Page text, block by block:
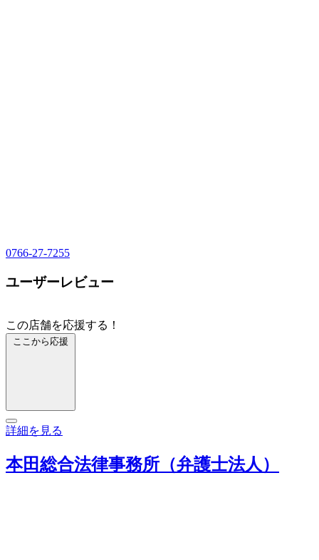
0766-27-7255
ユーザーレビュー
この店舗を応援する！
ここから応援
詳細を見る
本田総合法律事務所（弁護士法人）